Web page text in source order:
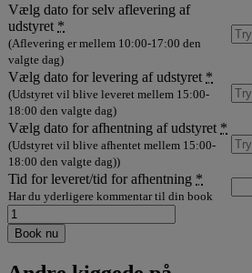
Vælg dato for selv aflevering af
udstyret *
(Aflevering er mellem 10:00-17:00 den
valgte dag)
Vælg dato for levering af udstyret *
(Udstyret vil blive leveret mellem 15:00-
18:00 den valgte dag)
Vælg dato for afhentning af udstyret *
(Udstyret vil blive afhentet mellem 15:00-
18:00 den valgte dag))
Tid for leveret/tid for afhentning *
Har du yderligere kommentar til din book
Lej
Electro
Voice
Book nu